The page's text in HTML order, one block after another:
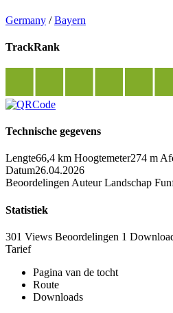
Germany /Bayern
TrackRank
Technische gegevens
Lengte66,4 km Hoogtemeter274 m
Datum26.04.2026
Beoordelingen Auteur Landschap
Statistiek
301 Views Beoordelingen 1
Tarief
Pagina van de tocht
Route
Downloads